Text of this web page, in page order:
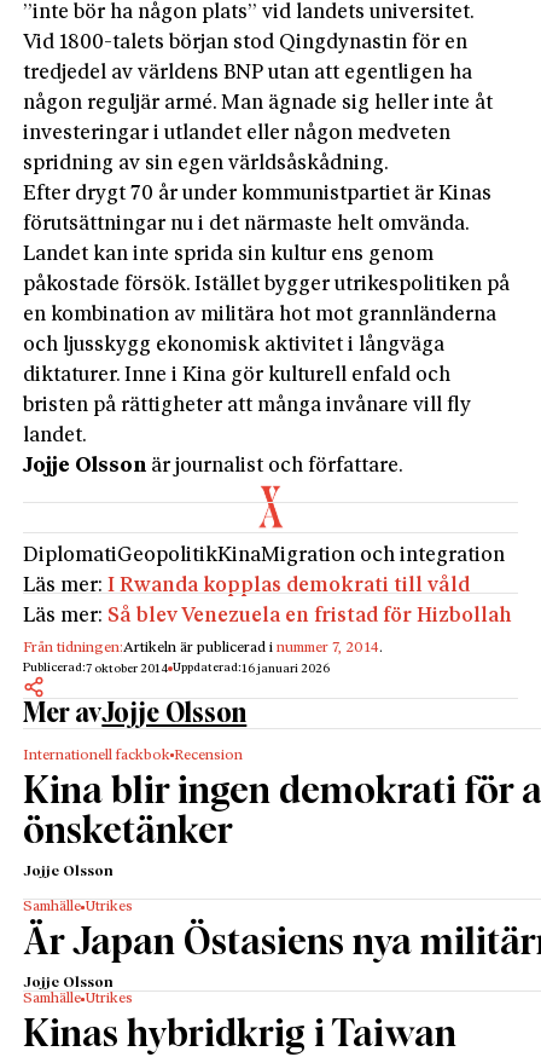
”inte bör ha någon plats” vid landets universitet.
Vid 1800-talets början stod Qingdynastin för en
tredjedel av världens BNP utan att egentligen ha
någon reguljär armé. Man ägnade sig heller inte åt
investeringar i utlandet eller någon medveten
spridning av sin egen världsåskådning.
Efter drygt 70 år under kommunistpartiet är Kinas
förutsättningar nu i det närmaste helt omvända.
Landet kan inte sprida sin kultur ens genom
påkostade försök. Istället bygger utrikespolitiken på
en kombination av militära hot mot grannländerna
och ljusskygg ekonomisk aktivitet i långväga
diktaturer. Inne i Kina gör kulturell enfald och
bristen på rättigheter att många invånare vill fly
landet.
Jojje Olsson är journalist och författare.
DiplomatiGeopolitikKinaMigration och integration
Läs mer:I Rwanda kopplas demokrati till våld
Läs mer: Så blev Venezuela en fristad för Hizbollah
Från tidningen:Artikeln är publicerad inummer 7, 2014.
Publicerad:7 oktober 2014 Uppdaterad:16 januari 2026
Mer avJojje Olsson
Internationell fackbok Recension
Kina blir ingen demokrati för
önsketänker
Jojje Olsson
Samhälle Utrikes
Är Japan Östasiens nya
Jojje Olsson
Samhälle Utrikes
Kinas hybridkrig i Taiwan